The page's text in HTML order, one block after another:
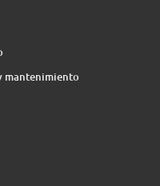
mantenimiento